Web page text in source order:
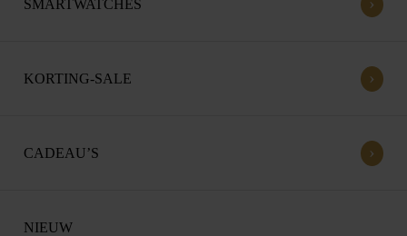
SMARTWATCHES
KORTING-SALE ›
CADEAU’S ›
NIEUW